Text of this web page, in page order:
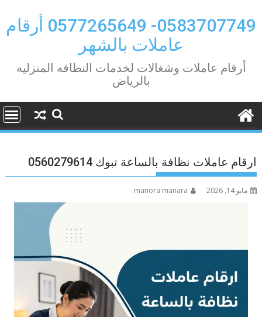
to
content
0583707749- 0577265649 أرقام
عاملات بالشهر
أرقام عاملات وشغالات لخدمات النظافه المنزليه
بالرياض
ارقام عاملات نظافة بالساعة تبوك 0560279614
مايو 14, 2026 manora manara